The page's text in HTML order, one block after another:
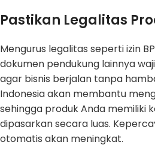
Pastikan Legalitas
Mengurus legalitas seperti izin
dokumen pendukung lainnya
agar bisnis berjalan tanpa
Indonesia akan membantu
sehingga produk Anda memiliki
dipasarkan secara luas.
otomatis akan meningkat.